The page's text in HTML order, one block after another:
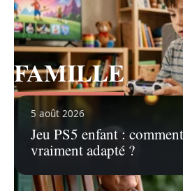
5 août 2026
Jeu PS5 enfant :
vraiment adapté ?
FAMILLE
Voir tous les